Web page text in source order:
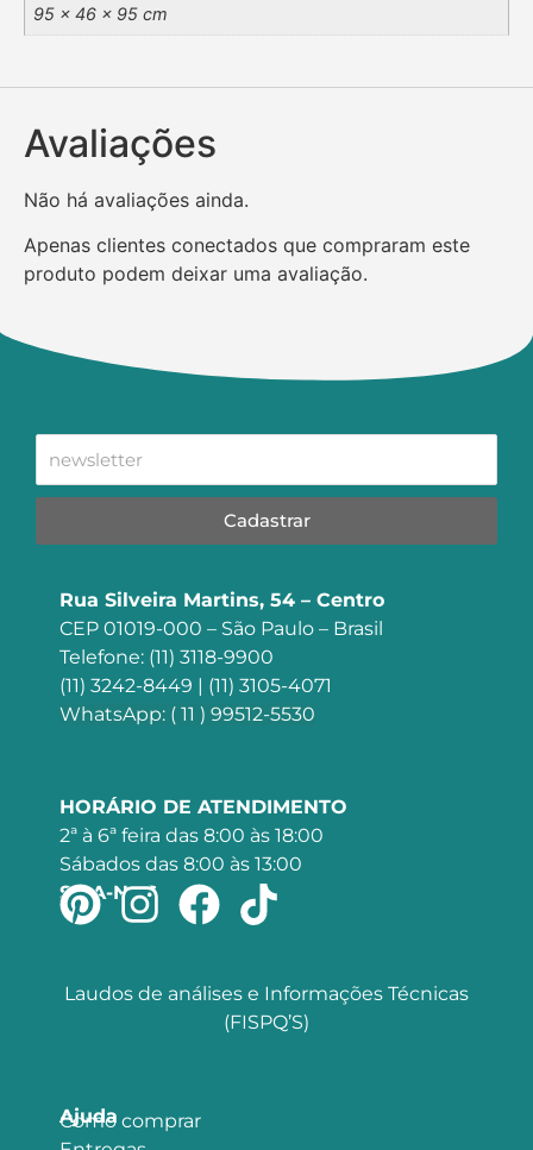
95 × 46 × 95 cm
Avaliações
Não há avaliações ainda.
Apenas clientes conectados que compraram este
produto podem deixar uma avaliação.
Cadastrar
Rua Silveira Martins, 54 – Centro
CEP 01019-000 – São Paulo – Brasil
Telefone: (11) 3118-9900
(11) 3242-8449 | (11) 3105-4071
WhatsApp: ( 11 ) 99512-5530
HORÁRIO DE ATENDIMENTO
2ª à 6ª feira das 8:00 às 18:00
Sábados das 8:00 às 13:00
SIGA-NOS
Laudos de análises e Informações Técnicas
(FISPQ’S)
Ajuda
Como comprar